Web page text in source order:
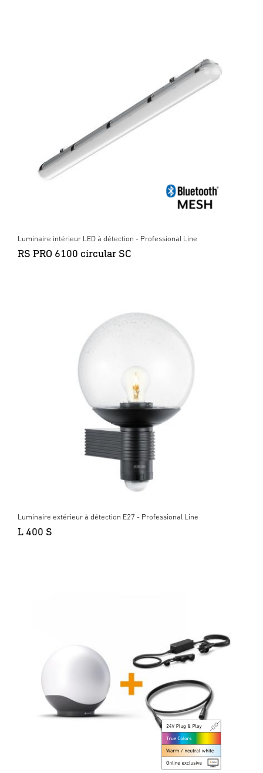
Luminaire intérieur LED à détection - Professional Line
RS PRO 6100 circular SC
Luminaire extérieur à détection E27 - Professional Line
L 400 S